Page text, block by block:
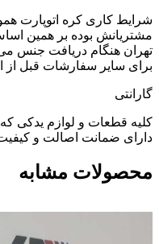
شرایط کاری کره اتوپارت
مشتریانش بوده بر همین
تهران هنگام دریافت جنس می
برای سایر سفارشات قبل از
گارانتی
کلیه قطعات و لوازم یدکی که
دارای ضمانت اصالت و
محصولات مشابه